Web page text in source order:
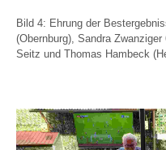
Bild 4: Ehrung der
(Obernburg), Sandra
Seitz und Thomas Hambeck